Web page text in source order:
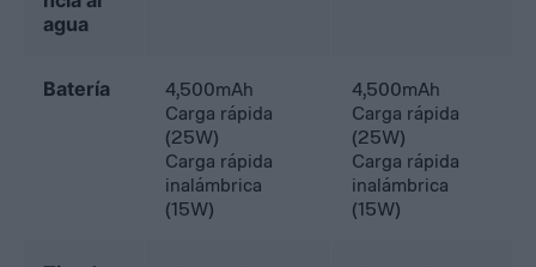
agua
Batería
4,500mAh
Carga rápida
(25W)
Carga rápida
inalámbrica
(15W)
4,500mAh
Carga rápida
(25W)
Carga rápida
inalámbrica
(15W)